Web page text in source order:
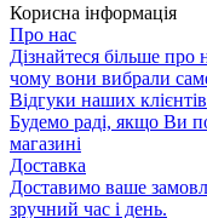
Корисна інформація
Про нас
Дізнайтеся більше про
чому вони вибрали
Відгуки наших клієнтів
Будемо раді, якщо Ви
магазині
Доставка
Доставимо ваше
зручний час і день.